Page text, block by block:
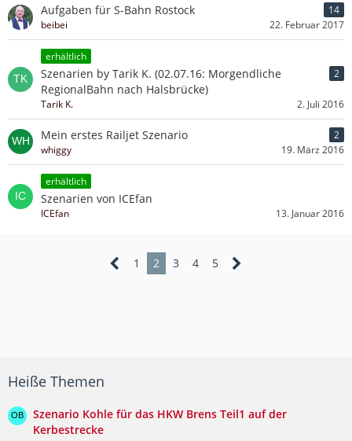
Aufgaben für S-Bahn Rostock
14
beibei
22. Februar 2017
erhältlich
Szenarien by Tarik K. (02.07.16: Morgendliche
RegionalBahn nach Halsbrücke)
2
Tarik K. 2. Juli 2016
Mein erstes Railjet Szenario
2
whiggy
19. März 2016
erhältlich
Szenarien von ICEfan
ICEfan 13. Januar 2016
1 2 3 4 5
Heiße Themen
Szenario Kohle für das HKW Brens Teil1 auf der
Kerbestrecke